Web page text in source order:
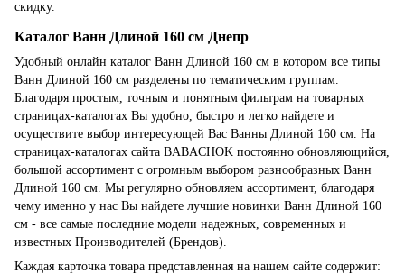
скидку.
Каталог Ванн Длиной 160 см Днепр
Удобный онлайн каталог Ванн Длиной 160 см в котором все типы
Ванн Длиной 160 см разделены по тематическим группам.
Благодаря простым, точным и понятным фильтрам на товарных
страницах-каталогах Вы удобно, быстро и легко найдете и
осуществите выбор интересующей Вас Ванны Длиной 160 см. На
страницах-каталогах сайта BABACHOK постоянно обновляющийся,
большой ассортимент с огромным выбором разнообразных Ванн
Длиной 160 см. Мы регулярно обновляем ассортимент, благодаря
чему именно у нас Вы найдете лучшие новинки Ванн Длиной 160
см - все самые последние модели надежных, современных и
известных Производителей (Брендов).
Каждая карточка товара представленная на нашем сайте содержит: